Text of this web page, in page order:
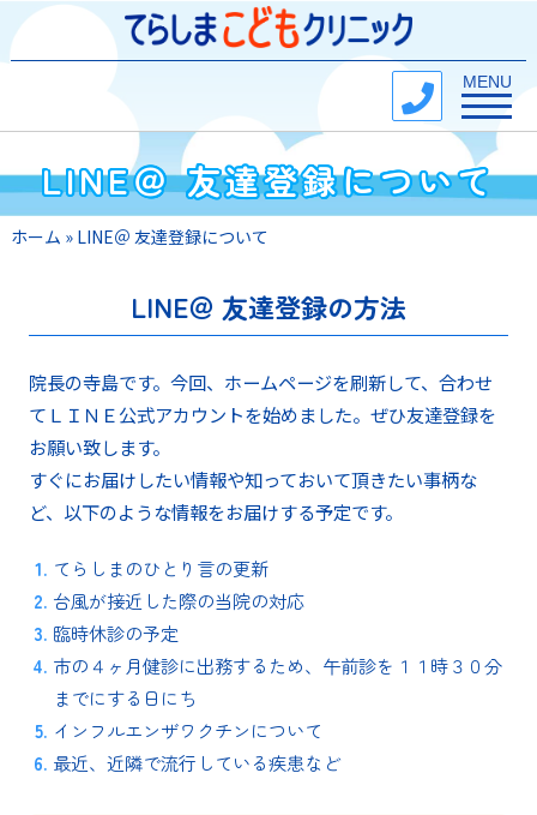
Toggle
MENU
LINE＠ 友達登録について
ホーム » LINE＠ 友達登録について
LINE＠ 友達登録の方法
院長の寺島です。今回、ホームページを刷新して、合わせ
てＬＩＮＥ公式アカウントを始めました。ぜひ友達登録を
お願い致します。
すぐにお届けしたい情報や知っておいて頂きたい事柄な
ど、以下のような情報をお届けする予定です。
てらしまのひとり言の更新
台風が接近した際の当院の対応
臨時休診の予定
市の４ヶ月健診に出務するため、午前診を１１時３０分
までにする日にち
インフルエンザワクチンについて
最近、近隣で流行している疾患など